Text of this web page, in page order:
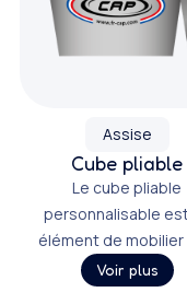
Assise
Cube pliable
Le cube pliable
personnalisable
élément de mobilier
vous pourrez utiliser
vos salons ou pour
Voir plus